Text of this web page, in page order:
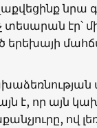
նրա
տեսարան էր՝
է, որ այն
ով